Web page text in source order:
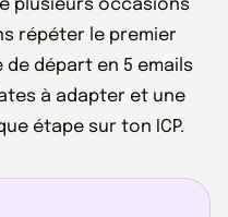
plusieurs occasions
répéter le premier
de départ en 5 emails
à adapter et une
étape sur ton ICP.